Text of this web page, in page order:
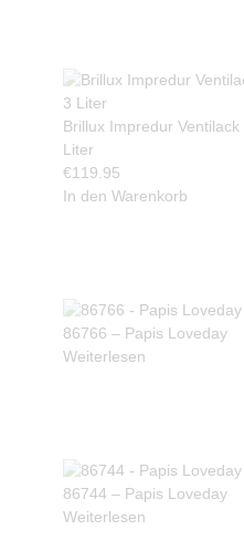
Brillux Impredur
Liter
€119.95
In den Warenkorb
86766 – Papis Loveday
Weiterlesen
86744 – Papis Loveday
Weiterlesen